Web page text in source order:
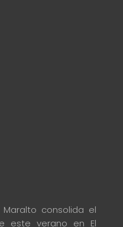
Maralto consolida el
este verano en El